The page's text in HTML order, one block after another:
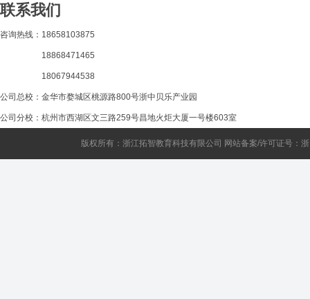
联系我们
咨询热线：18658103875
18868471465
18067944538
公司总校：金华市婺城区桃源路800号浙中贝乐产业园
公司分校：杭州市西湖区文三路259号昌地火炬大厦一号楼603室
版权所有：浙江拓智教育科技有限公司 网站备案/许可证号：